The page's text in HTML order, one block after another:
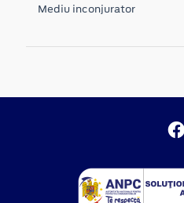
Mediu inconjurator